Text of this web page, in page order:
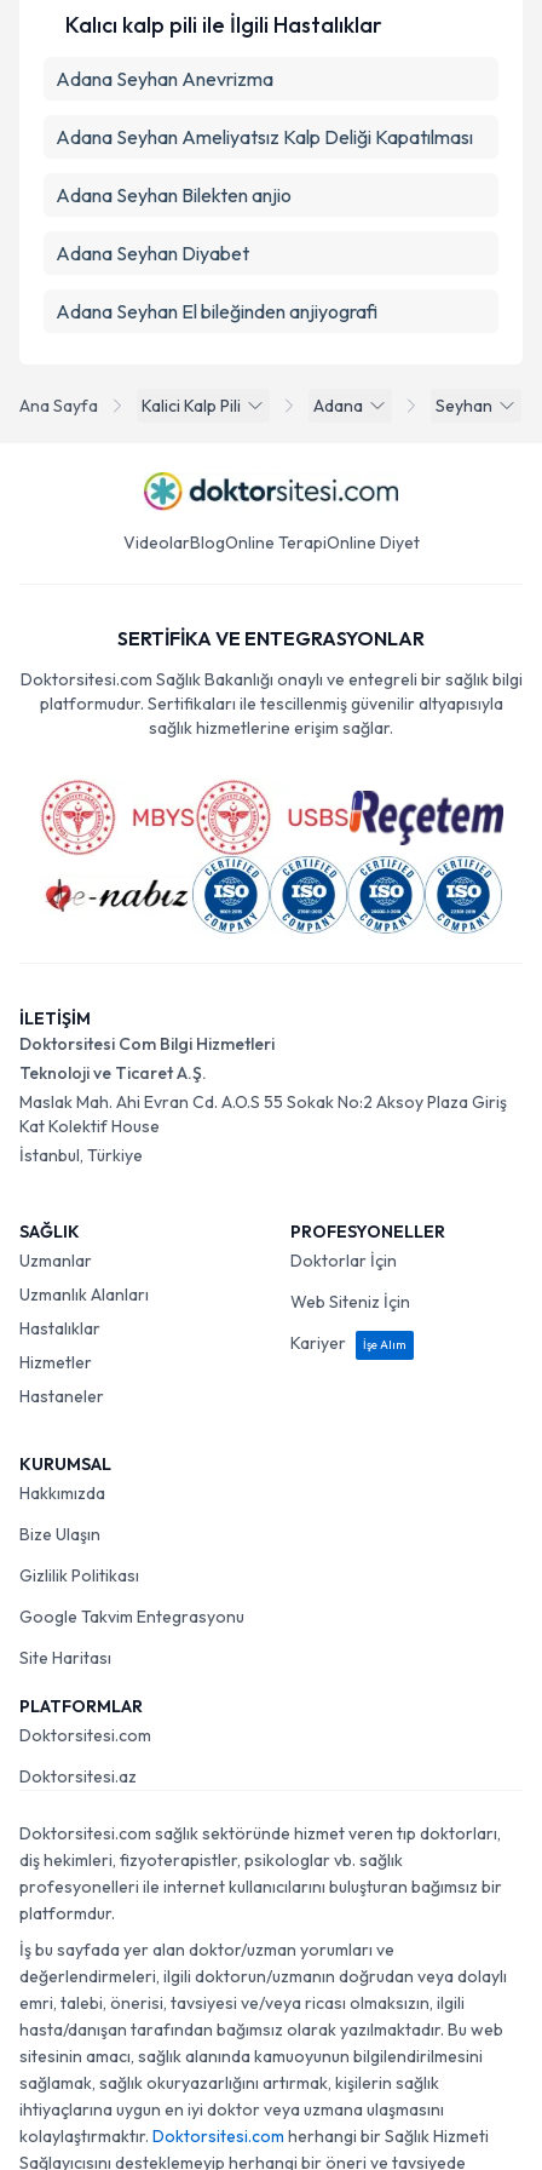
Ana Sayfa Kalici Kalp Pili Adana Seyhan
Kalıcı kalp pili ile İlgili Hastalıklar
Adana Seyhan Anevrizma
Adana Seyhan Ameliyatsız Kalp Deliği Kapatılması
Adana Seyhan Bilekten anjio
Adana Seyhan Diyabet
Adana Seyhan El bileğinden anjiyografi
VideolarBlogOnline TerapiOnline Diyet
SERTİFİKA VE ENTEGRASYONLAR
Doktorsitesi.com Sağlık Bakanlığı onaylı ve entegreli bir sağlık bilgi
platformudur. Sertifikaları ile tescillenmiş güvenilir altyapısıyla
sağlık hizmetlerine erişim sağlar.
İLETİŞİM
Doktorsitesi Com Bilgi Hizmetleri
Teknoloji ve Ticaret A.Ş.
Maslak Mah. Ahi Evran Cd. A.O.S 55 Sokak No:2 Aksoy Plaza Giriş
Kat Kolektif House
İstanbul, Türkiye
SAĞLIK
Uzmanlar
Uzmanlık Alanları
Hastalıklar
Hizmetler
Hastaneler
PROFESYONELLER
Doktorlar İçin
Web Siteniz İçin
Kariyer
İşe Alım
KURUMSAL
Hakkımızda
Bize Ulaşın
Gizlilik Politikası
Google Takvim Entegrasyonu
Site Haritası
PLATFORMLAR
Doktorsitesi.com
Doktorsitesi.az
Doktorsitesi.com sağlık sektöründe hizmet veren tıp doktorları,
diş hekimleri, fizyoterapistler, psikologlar vb. sağlık
profesyonelleri ile internet kullanıcılarını buluşturan bağımsız bir
platformdur.
İş bu sayfada yer alan doktor/uzman yorumları ve
değerlendirmeleri, ilgili doktorun/uzmanın doğrudan veya dolaylı
emri, talebi, önerisi, tavsiyesi ve/veya ricası olmaksızın, ilgili
hasta/danışan tarafından bağımsız olarak yazılmaktadır. Bu web
sitesinin amacı, sağlık alanında kamuoyunun bilgilendirilmesini
sağlamak, sağlık okuryazarlığını artırmak, kişilerin sağlık
ihtiyaçlarına uygun en iyi doktor veya uzmana ulaşmasını
kolaylaştırmaktır. Doktorsitesi.com herhangi bir Sağlık Hizmeti
Sağlayıcısını desteklemeyip herhangi bir öneri ve tavsiyede